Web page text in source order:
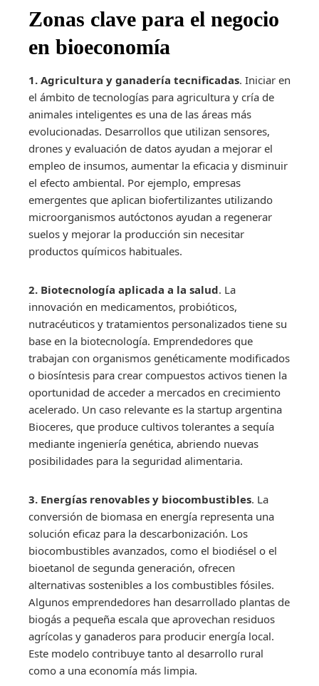
Zonas clave para el negocio
en bioeconomía
1. Agricultura y ganadería tecnificadas. Iniciar en
el ámbito de tecnologías para agricultura y cría de
animales inteligentes es una de las áreas más
evolucionadas. Desarrollos que utilizan sensores,
drones y evaluación de datos ayudan a mejorar el
empleo de insumos, aumentar la eficacia y disminuir
el efecto ambiental. Por ejemplo, empresas
emergentes que aplican biofertilizantes utilizando
microorganismos autóctonos ayudan a regenerar
suelos y mejorar la producción sin necesitar
productos químicos habituales.
2. Biotecnología aplicada a la salud. La
innovación en medicamentos, probióticos,
nutracéuticos y tratamientos personalizados tiene su
base en la biotecnología. Emprendedores que
trabajan con organismos genéticamente modificados
o biosíntesis para crear compuestos activos tienen la
oportunidad de acceder a mercados en crecimiento
acelerado. Un caso relevante es la startup argentina
Bioceres, que produce cultivos tolerantes a sequía
mediante ingeniería genética, abriendo nuevas
posibilidades para la seguridad alimentaria.
3. Energías renovables y biocombustibles. La
conversión de biomasa en energía representa una
solución eficaz para la descarbonización. Los
biocombustibles avanzados, como el biodiésel o el
bioetanol de segunda generación, ofrecen
alternativas sostenibles a los combustibles fósiles.
Algunos emprendedores han desarrollado plantas de
biogás a pequeña escala que aprovechan residuos
agrícolas y ganaderos para producir energía local.
Este modelo contribuye tanto al desarrollo rural
como a una economía más limpia.